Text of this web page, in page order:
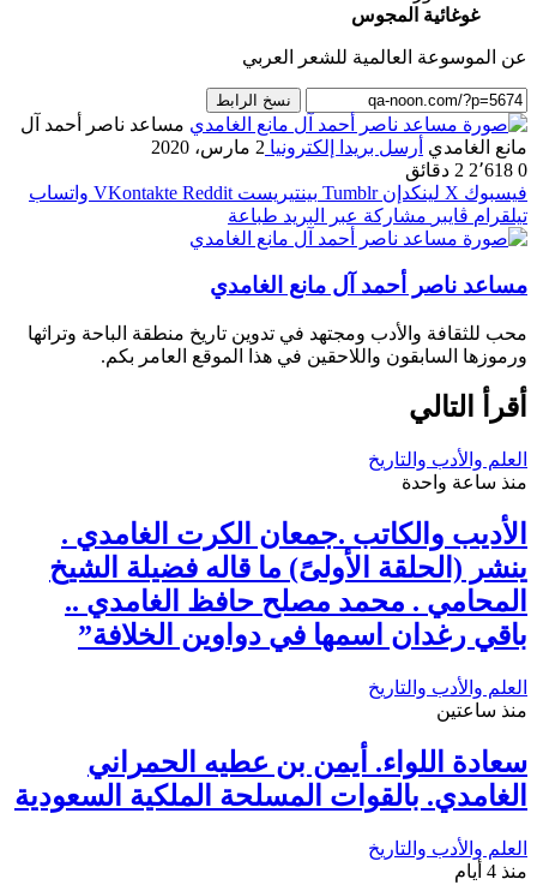
غوغائية المجوس
عن الموسوعة العالمية للشعر العربي
نسخ الرابط
مساعد ناصر أحمد آل
مانع الغامدي أرسل بريدا إلكترونيا 2 مارس، 2020
0
2 دقائق
فيسبوك ‫X لينكدإن بينتيريست
واتساب
تيلقرام ڤايبر مشاركة عبر البريد طباعة
مساعد ناصر أحمد آل مانع الغامدي
محب للثقافة والأدب ومجتهد في تدوين تاريخ منطقة الباحة وتراثها
ورموزها السابقون واللاحقين في هذا الموقع العامر بكم.
أقرأ التالي
العلم والأدب والتاريخ
منذ ساعة واحدة
الأديب والكاتب .جمعان الكرت الغامدي .
ينشر (الحلقة الأولىً) ما قاله فضيلة الشيخ
المحامي . محمد مصلح حافظ الغامدي ..
باقي رغدان اسمها في دواوين الخلافة”
العلم والأدب والتاريخ
منذ ساعتين
سعادة اللواء. أيمن بن عطيه الحمراني
الغامدي. بالقوات المسلحة الملكية السعودية
العلم والأدب والتاريخ
منذ 4 أيام